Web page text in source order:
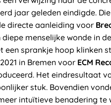
jaar geleden eindigde.
directe aanleiding voor
menselijke wonde in
sprankje hoop klinken
in Bremen voor ECM
Het eindresultaat
stuk. Bovendien
intuïtieve benadering te